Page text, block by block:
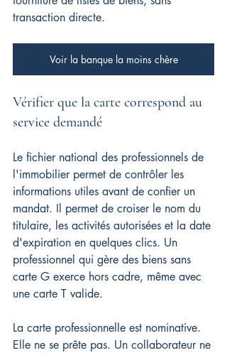
transaction directe.
Voir la banque la moins chère
Vérifier que la carte correspond au
service demandé
Le fichier national des professionnels de
l'immobilier permet de contrôler les
informations utiles avant de confier un
mandat. Il permet de croiser le nom du
titulaire, les activités autorisées et la date
d'expiration en quelques clics. Un
professionnel qui gère des biens sans
carte G exerce hors cadre, même avec
une carte T valide.
La carte professionnelle est nominative.
Elle ne se prête pas. Un collaborateur ne